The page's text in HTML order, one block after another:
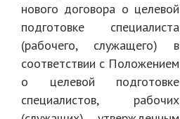
нового договора о целевой
подготовке специалиста
(рабочего, служащего) в
соответствии с Положением
о целевой подготовке
специалистов, рабочих